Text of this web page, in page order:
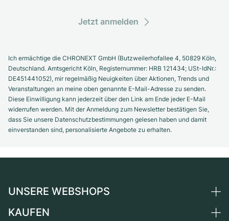
Jetzt anmelden
Ich ermächtige die CHRONEXT GmbH (Butzweilerhofallee 4, 50829 Köln,
Deutschland. Amtsgericht Köln, Registernummer: HRB 121434; USt-IdNr.:
DE451441052), mir regelmäßig Neuigkeiten über Aktionen, Trends und
Veranstaltungen an meine oben genannte E-Mail-Adresse zu senden.
Diese Einwilligung kann jederzeit über den Link am Ende jeder E-Mail
widerrufen werden. Mit der Anmeldung zum Newsletter bestätigen Sie,
dass Sie unsere Datenschutzbestimmungen gelesen haben und damit
einverstanden sind, personalisierte Angebote zu erhalten.
UNSERE WEBSHOPS
Deutschland
KAUFEN